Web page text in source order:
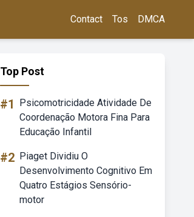
Contact Tos DMCA
Top Post
#1
Psicomotricidade Atividade De
Coordenação Motora Fina Para
Educação Infantil
#2 Piaget Dividiu O
Desenvolvimento Cognitivo Em
Quatro Estágios Sensório-
motor